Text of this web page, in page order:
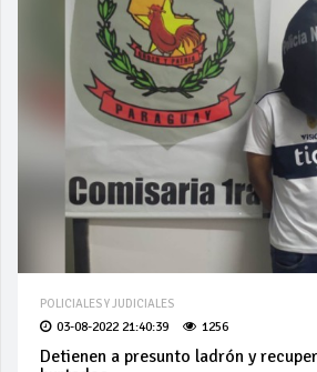
POLICIALES Y JUDICIALES
03-08-2022 21:40:39 1256
Detienen a presunto ladrón y